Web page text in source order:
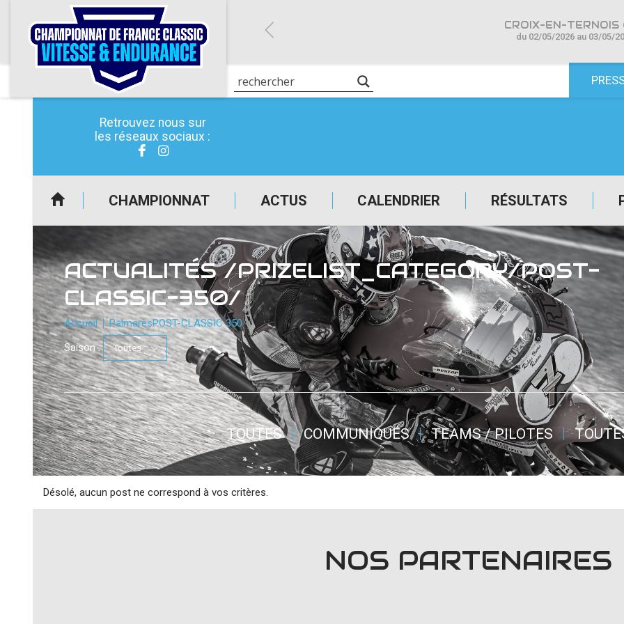
Retrouvez nous sur
les réseaux sociaux :
CHAMPIONNAT ACTUS CALENDRIER RÉSULTATS
CROIX-EN-TERNOIS
du 02/05/2026 au 03/05/
ACTUALITÉS /PRIZELIST_CATEGORY/POST-
CLASSIC-350/
Accueil PalmarèsPOST-CLASSIC 350
Saison :
TOUTES COMMUNIQUÉS TEAMS / PILOTES
Désolé, aucun post ne correspond à vos critères.
NOS PARTENAIRES